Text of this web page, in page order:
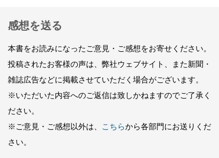
感想を送る
本書をお読みになったご意見・ご感想をお寄せください。
投稿されたお客様の声は、弊社ウェブサイト、また新聞・
雑誌広告などに掲載させていただく場合がございます。
※いただいた内容へのご返信は致しかねますのでご了承く
ださい。
※ご意見・ご感想以外は、
こちらから各部門にお送りくだ
さい。